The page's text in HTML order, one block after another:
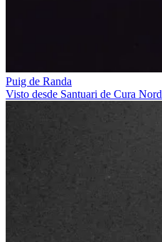
Puig de Randa
Visto desde Santuari de Cura Nord